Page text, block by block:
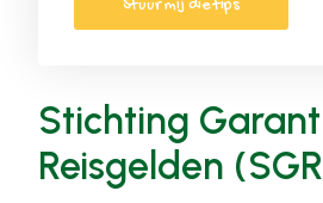
Stuur mij die tips
Stichting
Reisgelden